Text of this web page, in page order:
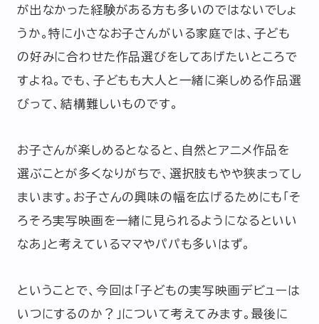
が出なかった経験がある方も多いのではないでしょ
うか。特に小さなお子さんがいる家庭では、子ども
の好みに合わせた作品選びをしてあげたいところで
すよね。でも、子どもも大人と一緒に楽しめる作品選
びって、結構難しいものです。
お子さんが楽しめるとなると、自然とアニメ作品を
選ぶことが多くなりがちで、選択肢もやや狭まってし
まいます。お子さんの興味の幅を広げるためにも「そ
ろそろ実写映画を一緒に見られるようになるといい
なあ」と考えているママやパパも多いはず。
ということで、今回は「子どもの実写映画デビューは
いつにするのか？」について考えてみます。最後に